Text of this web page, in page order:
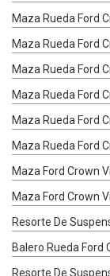
Maza Rueda Ford
Maza Rueda Ford
Maza Rueda Ford
Maza Rueda Ford
Maza Rueda Ford
Maza Rueda Ford
Maza Ford Crown
Maza Ford Crown
Resorte De
Balero Rueda Ford
Resorte De